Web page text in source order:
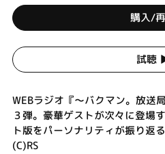
購入/
試聴
WEBラジオ『～バクマン。放送
３弾。豪華ゲストが次々に登場
ト版をパーソナリティが振り返
(C)RS